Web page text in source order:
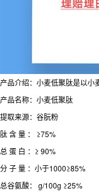
产品介绍：小麦低聚肽是以
产品名称：小麦低聚肽
提取来源：谷朊粉
肽 含 量 ： ≥75%
总 蛋 白 ：≥ 90%
分 子 量 ：小于1000≥85%
总谷氨酸： g/100g ≥25%